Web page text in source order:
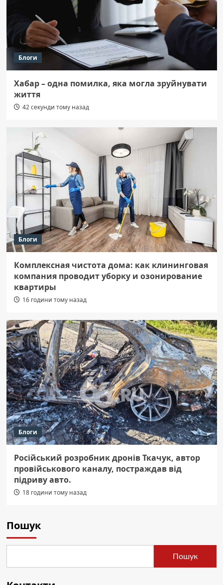
Блоги
Хабар – одна помилка, яка могла зруйнувати
життя
42 секунди тому назад
Блоги
Комплексная чистота дома: как клининговая
компания проводит уборку и озонирование
квартиры
16 години тому назад
Блоги
Російський розробник дронів Ткачук, автор
провійськового каналу, постраждав від
підриву авто.
18 години тому назад
Пошук
Пошук